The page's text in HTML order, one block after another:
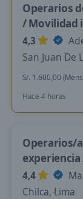
Operarios
/ Movilidad
4,3
San Juan De
S/. 1.600,00
Hace 4 horas
Operarios/
4,4
Chilca, Lima